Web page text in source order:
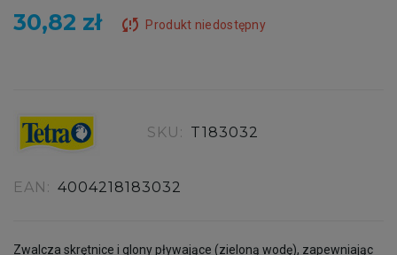
30,82 zł sync_problem Produkt niedostępny
SKU: T183032
EAN: 4004218183032
Zwalcza skrętnice i glony pływające (zieloną wodę), zapewniając